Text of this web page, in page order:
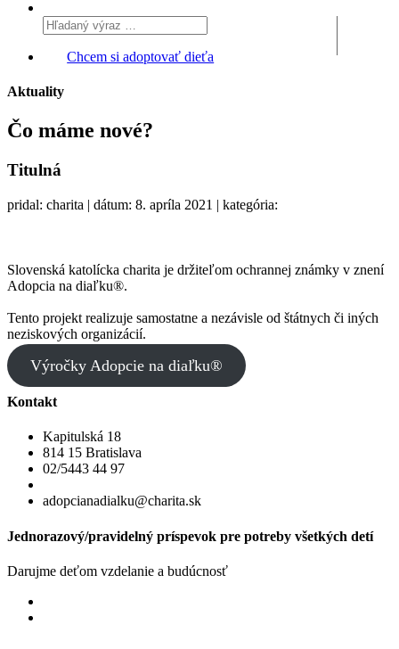
Chcem si adoptovať dieťa
Aktuality
Čo máme nové?
Titulná
pridal: charita | dátum: 8. apríla 2021 | kategória:
Slovenská katolícka charita je držiteľom ochrannej známky v znení
Adopcia na diaľku®.
Tento projekt realizuje samostatne a nezávisle od štátnych či iných
neziskových organizácií.
Výročky Adopcie na diaľku®
Kontakt
Kapitulská 18
814 15 Bratislava
02/5443 44 97
adopcianadialku@charita.sk
Jednorazový/pravidelný príspevok pre potreby všetkých detí
Darujme deťom vzdelanie a budúcnosť